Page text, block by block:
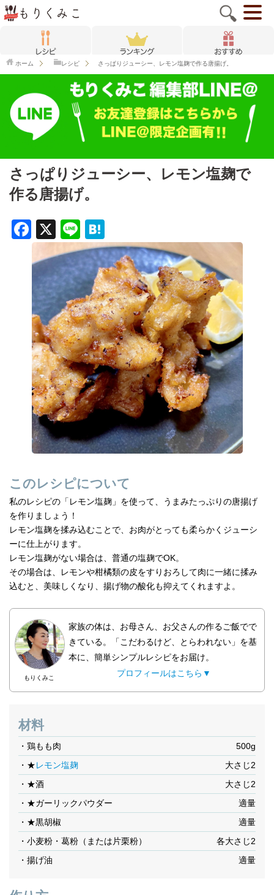
ホーム レシピ さっぱりジューシー、レモン塩麹で作る唐揚げ。
さっぱりジューシー、レモン塩麹で
作る唐揚げ。
F
a
c
e
b
o
o
k
X
Li
n
e
at
e
n
a
このレシピについて
私のレシピの「レモン塩麹」を使って、うまみたっぷりの唐揚げ
を作りましょう！
レモン塩麹を揉み込むことで、お肉がとっても柔らかくジューシ
ーに仕上がります。
レモン塩麹がない場合は、普通の塩麹でOK。
その場合は、レモンや柑橘類の皮をすりおろして肉に一緒に揉み
込むと、美味しくなり、揚げ物の酸化も抑えてくれますよ。
もりくみこ
家族の体は、お母さん、お父さんの作るご飯でで
きている。「こだわるけど、とらわれない」を基
本に、簡単シンプルレシピをお届け。
プロフィールはこちら▼
材料
・鶏もも肉
500g
・★レモン塩麹
大さじ2
・★酒
大さじ2
・★ガーリックパウダー
適量
・★黒胡椒
適量
・小麦粉・葛粉（または片栗粉）
各大さじ2
・揚げ油
適量